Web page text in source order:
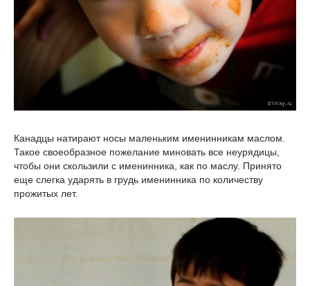
Канадцы натирают носы маленьким именинникам маслом.
Такое своеобразное пожелание миновать все неурядицы,
чтобы они скользили с именинника, как по маслу. Принято
еще слегка ударять в грудь именинника по количеству
прожитых лет.